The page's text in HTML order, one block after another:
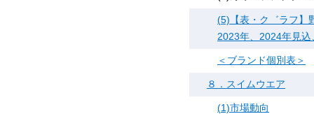
(5)【表・ク゛ラフ】
2023年、2024年見
＜ブランド個別表＞
８．スイムウエア
(1)市場動向